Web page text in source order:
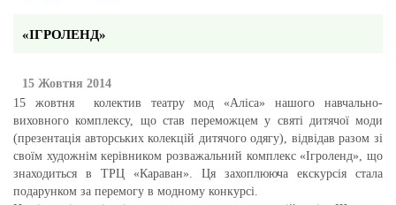
«ІГРОЛЕНД»
15 Жовтня 2014
15 жовтня колектив театру мод «Аліса» нашого навчально-
виховного комплексу, що став переможцем у святі дитячої моди
(презентація авторських колекцій дитячого одягу), відвідав разом зі
своїм художнім керівником розважальний комплекс «Ігроленд», що
знаходиться в ТРЦ «Караван». Ця захоплююча екскурсія стала
подарунком за перемогу в модному конкурсі.